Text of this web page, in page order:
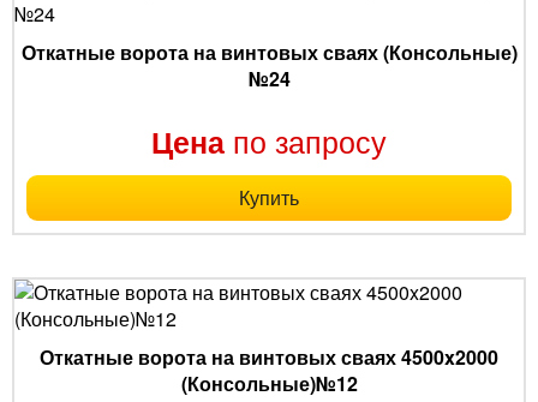
Откатные ворота на винтовых сваях (Консольные)
№24
Цена по запросу
Купить
Откатные ворота на винтовых сваях 4500x2000
(Консольные)№12